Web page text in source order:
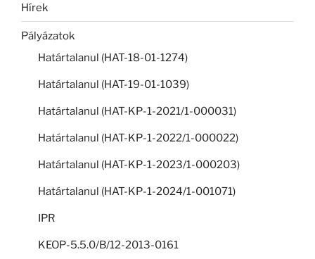
Hírek
Pályázatok
Határtalanul (HAT-18-01-1274)
Határtalanul (HAT-19-01-1039)
Határtalanul (HAT-KP-1-2021/1-000031)
Határtalanul (HAT-KP-1-2022/1-000022)
Határtalanul (HAT-KP-1-2023/1-000203)
Határtalanul (HAT-KP-1-2024/1-001071)
IPR
KEOP-5.5.0/B/12-2013-0161